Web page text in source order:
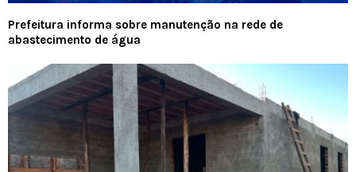
Prefeitura informa sobre manutenção na rede de
abastecimento de água